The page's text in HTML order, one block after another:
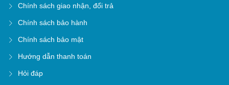
Chính sách giao nhận, đổi trả
Chính sách bảo hành
Chính sách bảo mật
Hướng dẫn thanh toán
Hỏi đáp